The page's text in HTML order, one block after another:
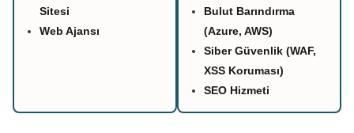
Sitesi
Web Ajansı
Bulut Barındırma
(Azure, AWS)
Siber Güvenlik (WAF,
XSS Koruması)
SEO Hizmeti